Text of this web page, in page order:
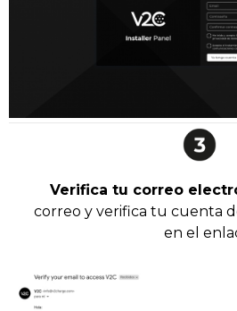
Verifica tu correo
correo y verifica tu cuenta
en el